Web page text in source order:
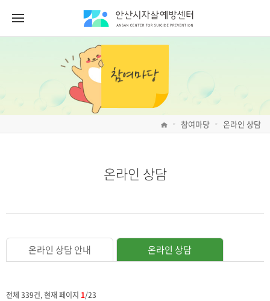
> 참여마당 > 온라인 상담
온라인 상담
온라인 상담 안내 온라인 상담
전체 339건, 현재 페이지 1/23